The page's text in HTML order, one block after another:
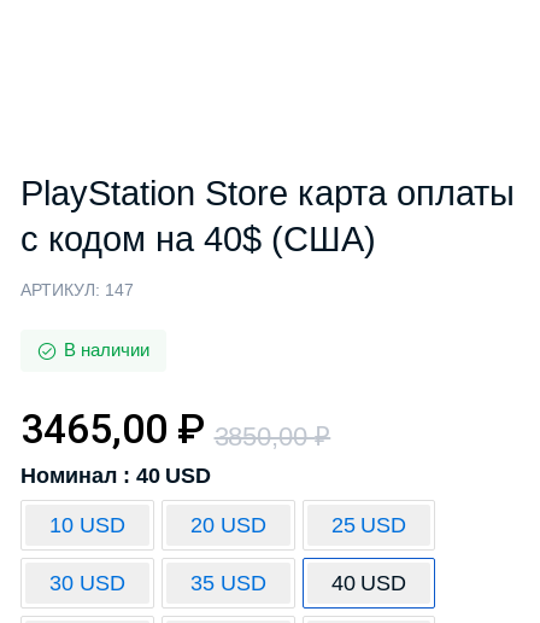
PlayStation Store карта оплаты
с кодом на 40$ (США)
АРТИКУЛ: 147
В наличии
3850,00₽
3465,00 ₽
Номинал : 40 USD
10 USD 20 USD 25 USD
30 USD 35 USD 40 USD